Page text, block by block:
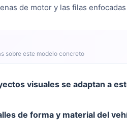
de motor y las filas
sobre este modelo concreto
visuales se adaptan a
de forma y material del